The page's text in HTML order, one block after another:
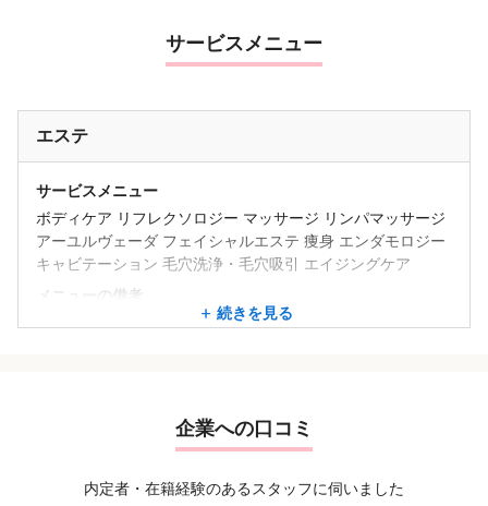
サービスメニュー
エステ
サービスメニュー
ボディケア リフレクソロジー マッサージ リンパマッサージ
アーユルヴェーダ フェイシャルエステ 痩身 エンダモロジー
キャビテーション 毛穴洗浄・毛穴吸引 エイジングケア
メニューの備考
続きを見る
企業への口コミ
内定者・在籍経験のあるスタッフに伺いました